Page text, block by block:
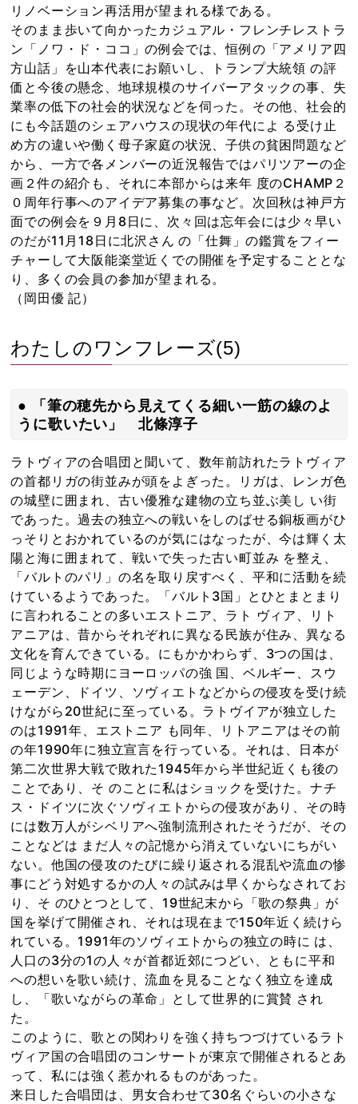
リノベーション再活用が望まれる様である。
そのまま歩いて向かったカジュアル・フレンチレストラ
ン「ノワ・ド・ココ」の例会では、恒例の「アメリア四
方山話」を山本代表にお願いし、トランプ大統領 の評
価と今後の懸念、地球規模のサイバーアタックの事、失
業率の低下の社会的状況などを伺った。その他、社会的
にも今話題のシェアハウスの現状の年代によ る受け止
め方の違いや働く母子家庭の状況、子供の貧困問題など
から、一方で各メンバーの近況報告ではパリツアーの企
画２件の紹介も、それに本部からは来年 度のCHAMP２
０周年行事へのアイデア募集の事など。次回秋は神戸方
面での例会を９月8日に、次々回は忘年会には少々早い
のだが11月18日に北沢さん の「仕舞」の鑑賞をフィー
チャーして大阪能楽堂近くでの開催を予定することとな
り、多くの会員の参加が望まれる。
（岡田優 記）
わたしのワンフレーズ(5)
● 「筆の穂先から見えてくる細い一筋の線のよ
うに歌いたい」 北條淳子
ラトヴィアの合唱団と聞いて、数年前訪れたラトヴィア
の首都リガの街並みが頭をよぎった。リガは、レンガ色
の城壁に囲まれ、古い優雅な建物の立ち並ぶ美し い街
であった。過去の独立への戦いをしのばせる銅板画がひ
っそりとおかれているのが気にはなったが、今は輝く太
陽と海に囲まれて、戦いで失った古い町並み を整え、
「バルトのパリ」の名を取り戻すべく、平和に活動を続
けているようであった。「バルト3国」とひとまとまり
に言われることの多いエストニア、ラト ヴィア、リト
アニアは、昔からそれぞれに異なる民族が住み、異なる
文化を育んできている。にもかかわらず、3つの国は、
同じような時期にヨーロッパの強 国、ベルギー、スウ
ェーデン、ドイツ、ソヴィエトなどからの侵攻を受け続
けながら20世紀に至っている。ラトヴイアが独立した
のは1991年、エストニア も同年、リトアニアはその前
の年1990年に独立宣言を行っている。それは、日本が
第二次世界大戦で敗れた1945年から半世紀近くも後の
ことであり、そ のことに私はショックを受けた。ナチ
ス・ドイツに次ぐソヴィエトからの侵攻があり、その時
には数万人がシベリアへ強制流刑されたそうだが、その
ことなどは まだ人々の記憶から消えていないにちがい
ない。他国の侵攻のたびに繰り返される混乱や流血の惨
事にどう対処するかの人々の試みは早くからなされてお
り、そ のひとつとして、19世紀末から「歌の祭典」が
国を挙げて開催され、それは現在まで150年近く続けら
れている。1991年のソヴィエトからの独立の時に は、
人口の3分の1の人々が首都近郊につどい、ともに平和
への想いを歌い続け、流血を見ることなく独立を達成
し、「歌いながらの革命」として世界的に賞賛 され
た。
このように、歌との関わりを強く持ちつづけているラト
ヴィア国の合唱団のコンサートが東京で開催されるとあ
って、私には強く惹かれるものがあった。
来日した合唱団は、男女合わせて30名ぐらいの小さな